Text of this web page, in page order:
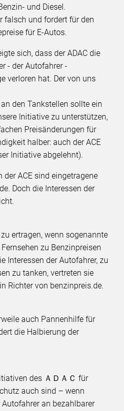
und Diesel.
falsch und fordert für den
für E-Autos.
sich, dass der ADAC die
- der Autofahrer -
verloren hat. Der von uns
den Tankstellen sollte ein
Initiative zu unterstützen,
Preisänderungen für
halber: auch der ACE
Initiative abgelehnt).
der ACE sind eingetragene
Doch die Interessen der
ertragen, wenn sogenannte
zu Benzinpreisen
Interessen der Autofahrer, zu
zu tanken, vertreten sie
Richter von benzinpreis.de.
auch Pannenhilfe für
die Halbierung der
des ＡＤＡＣ für
auch sind – wenn
an bezahlbarer